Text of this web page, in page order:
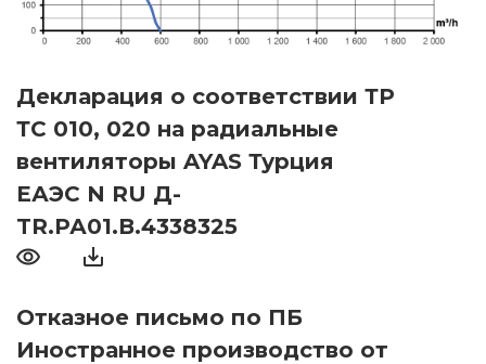
Декларация о соответствии ТР
ТС 010, 020 на радиальные
вентиляторы AYAS Турция
ЕАЭС N RU Д-
TR.РА01.В.4338325
Отказное письмо по ПБ
Иностранное производство от